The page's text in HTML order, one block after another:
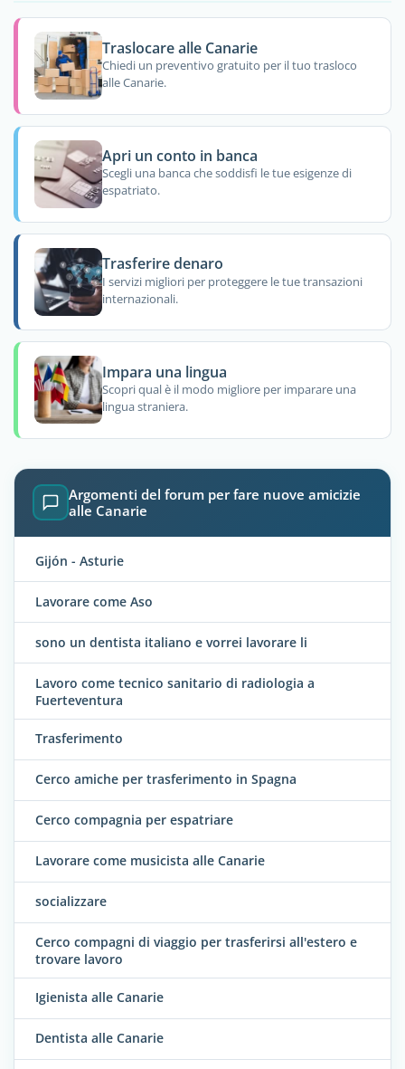
Traslocare alle Canarie
Chiedi un preventivo gratuito per il tuo trasloco
alle Canarie.
Apri un conto in banca
Scegli una banca che soddisfi le tue esigenze di
espatriato.
Trasferire denaro
I servizi migliori per proteggere le tue transazioni
internazionali.
Impara una lingua
Scopri qual è il modo migliore per imparare una
lingua straniera.
Argomenti del forum per fare nuove amicizie
alle Canarie
Gijón - Asturie
Lavorare come Aso
sono un dentista italiano e vorrei lavorare li
Lavoro come tecnico sanitario di radiologia a
Fuerteventura
Trasferimento
Cerco amiche per trasferimento in Spagna
Cerco compagnia per espatriare
Lavorare come musicista alle Canarie
socializzare
Cerco compagni di viaggio per trasferirsi all'estero e
trovare lavoro
Igienista alle Canarie
Dentista alle Canarie